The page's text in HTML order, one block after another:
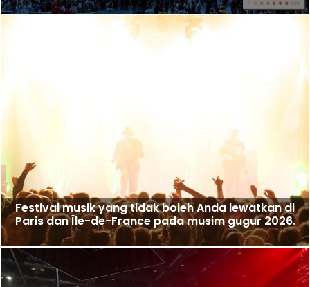
Festival musik yang tidak boleh Anda lewatkan di
Paris dan Île-de-France pada musim gugur 2026.